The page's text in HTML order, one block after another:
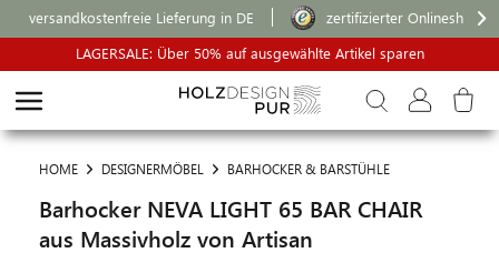
versandkostenfreie Lieferung in DE
zertifizierter Onlineshop
LAGERSALE: Über 50% auf ausgewählte Artikel sparen
HOME DESIGNERMÖBEL BARHOCKER & BARSTÜHLE
Barhocker NEVA LIGHT 65 BAR CHAIR
aus Massivholz von Artisan